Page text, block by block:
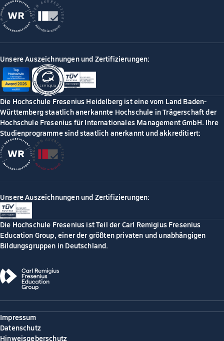
Unsere Auszeichnungen und Zertifizierungen:
Die Hochschule Fresenius Heidelberg ist eine vom Land Baden-
Württemberg staatlich anerkannte Hochschule in Trägerschaft der
Hochschule Fresenius für Internationales Management GmbH. Ihre
Studienprogramme sind staatlich anerkannt und akkreditiert:
Unsere Auszeichnungen und Zertifizierungen:
Die Hochschule Fresenius ist Teil der Carl Remigius Fresenius
Education Group, einer der größten privaten und unabhängigen
Bildungsgruppen in Deutschland.
Impressum
Datenschutz
Hinweisgeberschutz